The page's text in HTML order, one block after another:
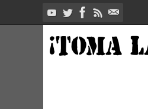
al